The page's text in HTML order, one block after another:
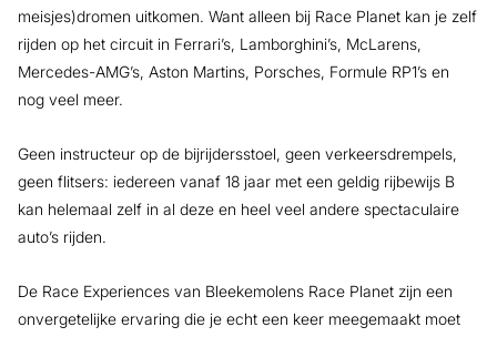
meisjes)dromen uitkomen. Want alleen bij Race Planet kan je zelf
rijden op het circuit in Ferrari’s, Lamborghini’s, McLarens,
Mercedes-AMG’s, Aston Martins, Porsches, Formule RP1’s en
nog veel meer.
Geen instructeur op de bijrijdersstoel, geen verkeersdrempels,
geen flitsers: iedereen vanaf 18 jaar met een geldig rijbewijs B
kan helemaal zelf in al deze en heel veel andere spectaculaire
auto’s rijden.
De Race Experiences van Bleekemolens Race Planet zijn een
onvergetelijke ervaring die je echt een keer meegemaakt moet